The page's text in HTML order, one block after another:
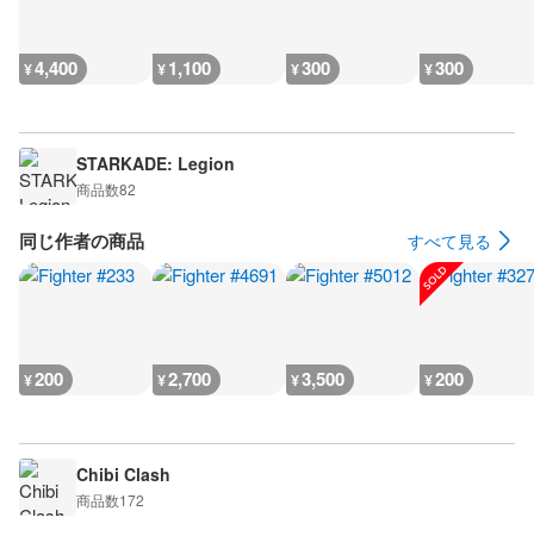
¥4,400 ¥1,100 ¥300 ¥300
STARKADE: Legion
商品数82
同じ作者の商品 すべて見る
¥200 ¥2,700 ¥3,500 ¥200
Chibi Clash
商品数172